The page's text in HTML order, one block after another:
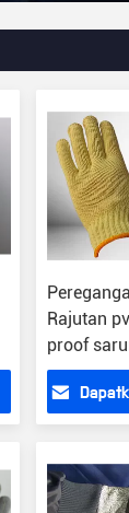
Rajutan
proof
masak
dari serat